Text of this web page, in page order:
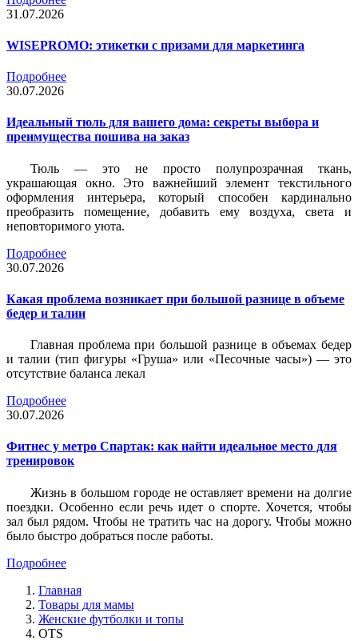
31.07.2026
WISEPROMO: этикетки с призами для маркетинга
Подробнее
30.07.2026
Идеальный тюль для вашего дома: секреты выбора и
преимущества пошива на заказ
Тюль — это не просто полупрозрачная ткань,
украшающая окно. Это важнейший элемент текстильного
оформления интерьера, который способен кардинально
преобразить помещение, добавить ему воздуха, света и
неповторимого уюта.
Подробнее
30.07.2026
Какая проблема возникает при большой разнице в объеме
бедер и талии
Главная проблема при большой разнице в объемах бедер
и талии (тип фигуры «Груша» или «Песочные часы») — это
отсутствие баланса лекал
Подробнее
30.07.2026
Фитнес у метро Спартак: как найти идеальное место для
тренировок
Жизнь в большом городе не оставляет времени на долгие
поездки. Особенно если речь идет о спорте. Хочется, чтобы
зал был рядом. Чтобы не тратить час на дорогу. Чтобы можно
было быстро добраться после работы.
Подробнее
Главная
Товары для мамы
Женские футболки и топы
OTS